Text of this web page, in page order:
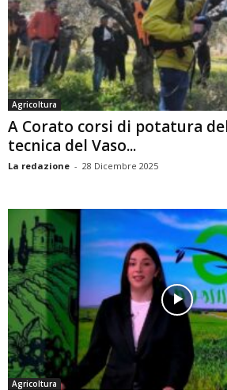
Agricoltura
A Corato corsi di potatura
tecnica del Vaso...
La redazione - 28 Dicembre 2025
Agricoltura